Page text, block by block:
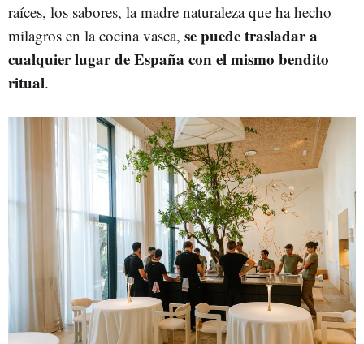
raíces, los sabores, la madre naturaleza que ha hecho
milagros en la cocina vasca, se puede trasladar a
cualquier lugar de España con el mismo bendito
ritual.